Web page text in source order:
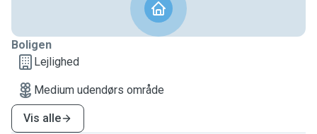
Boligen
Lejlighed
Medium udendørs område
Vis alle